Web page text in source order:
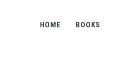
HOME BOOKS